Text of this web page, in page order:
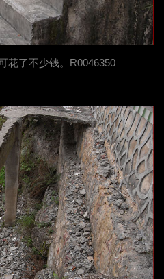
花了不少钱。R0046350